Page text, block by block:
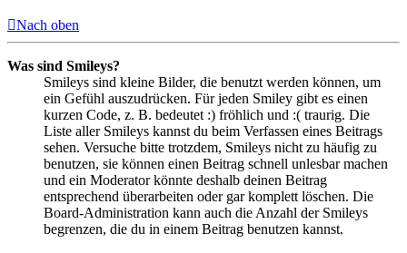
Nach oben
Was sind Smileys?
Smileys sind kleine Bilder, die benutzt werden können, um
ein Gefühl auszudrücken. Für jeden Smiley gibt es einen
kurzen Code, z. B. bedeutet :) fröhlich und :( traurig. Die
Liste aller Smileys kannst du beim Verfassen eines Beitrags
sehen. Versuche bitte trotzdem, Smileys nicht zu häufig zu
benutzen, sie können einen Beitrag schnell unlesbar machen
und ein Moderator könnte deshalb deinen Beitrag
entsprechend überarbeiten oder gar komplett löschen. Die
Board-Administration kann auch die Anzahl der Smileys
begrenzen, die du in einem Beitrag benutzen kannst.